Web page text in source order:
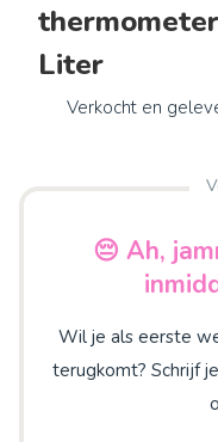
Liter
Verkocht en
😔 Ah,
Wil je als eerste
terugkomt? Schrijf